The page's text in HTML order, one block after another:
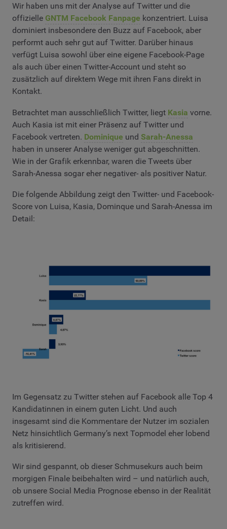
Wir haben uns mit der Analyse auf Twitter und die
offizielle GNTM Facebook Fanpage konzentriert. Luisa
dominiert insbesondere den Buzz auf Facebook, aber
performt auch sehr gut auf Twitter. Darüber hinaus
verfügt Luisa sowohl über eine eigene Facebook-Page
als auch über einen Twitter-Account und steht so
zusätzlich auf direktem Wege mit ihren Fans direkt in
Kontakt.
Betrachtet man ausschließlich Twitter, liegt Kasia vorne.
Auch Kasia ist mit einer Präsenz auf Twitter und
Facebook vertreten. Dominique und Sarah-Anessa
haben in unserer Analyse weniger gut abgeschnitten.
Wie in der Grafik erkennbar, waren die Tweets über
Sarah-Anessa sogar eher negativer- als positiver Natur.
Die folgende Abbildung zeigt den Twitter- und Facebook-
Score von Luisa, Kasia, Dominque und Sarah-Anessa im
Detail:
Im Gegensatz zu Twitter stehen auf Facebook alle Top 4
Kandidatinnen in einem guten Licht. Und auch
insgesamt sind die Kommentare der Nutzer im sozialen
Netz hinsichtlich Germany’s next Topmodel eher lobend
als kritisierend.
Wir sind gespannt, ob dieser Schmusekurs auch beim
morgigen Finale beibehalten wird – und natürlich auch,
ob unsere Social Media Prognose ebenso in der Realität
zutreffen wird.